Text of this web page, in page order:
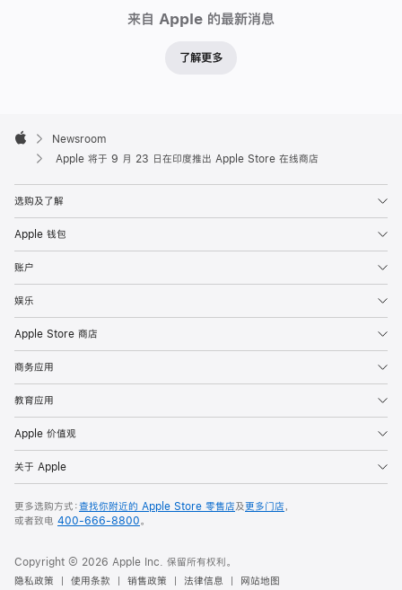
来自 Apple 的最新消息
了解更多
Footer

Apple
Newsroom
Apple 将于 9 月 23 日在印度推出 Apple Store 在线商店
选购及了解
Apple 钱包
账户
娱乐
Apple Store 商店
商务应用
教育应用
Apple 价值观
关于 Apple
更多选购方式：查找你附近的 Apple Store 零售店及更多门店，
或者致电 400-666-8800。
Copyright © 2026 Apple Inc. 保留所有权利。
隐私政策
使用条款 销售政策 法律信息 网站地图